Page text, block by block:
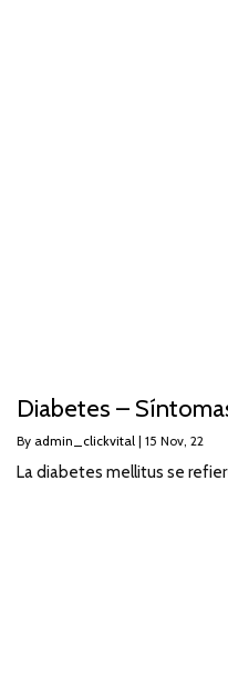
Diabetes –
By admin_clickvital | 15 Nov, 22
La diabetes mellitus se